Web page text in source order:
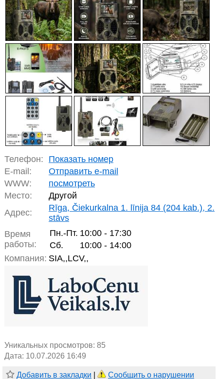
Телефон:
Показать номер
E-mail:
Отправить e-mail
WWW:
посмотреть
Место:
Другой
Адрес:
Rīga, Čiekurkalna 1. līnija 84 (204 kab.), 2.
stāvs
Время
работы:
Пн.-Пт. 10:00 - 17:30
Сб.
10:00 - 14:00
Компания: SIA,,LCV,,
Уникальных просмотров: 85
Дата: 10.07.2026 16:49
Добавить в закладки Сообщить о нарушении